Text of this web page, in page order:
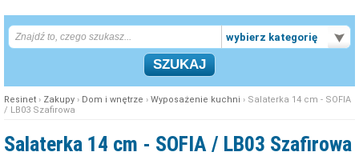
INWESTYCJE
IMPREZY
wybierz kategorię
Resinet › Zakupy › Dom i wnętrze › Wyposażenie kuchni › Salaterka 14 cm - SOFIA
/ LB03 Szafirowa
Salaterka 14 cm - SOFIA / LB03 Szafirowa